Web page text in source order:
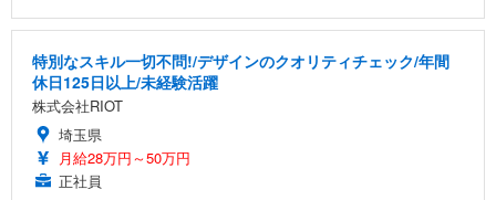
特別なスキル一切不問!/デザインのクオリティチェック/年間
休日125日以上/未経験活躍
株式会社RIOT
埼玉県
月給28万円～50万円
正社員